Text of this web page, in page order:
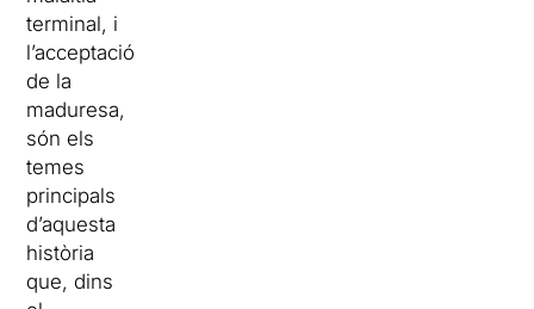
terminal, i
l’acceptació
de la
maduresa,
són els
temes
principals
d’aquesta
història
que, dins